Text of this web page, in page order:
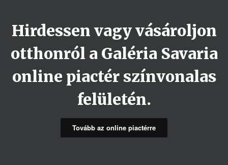
Hirdessen vagy vásároljon
otthonról a Galéria Savaria
online piactér színvonalas
felületén.
Tovább az online piactérre